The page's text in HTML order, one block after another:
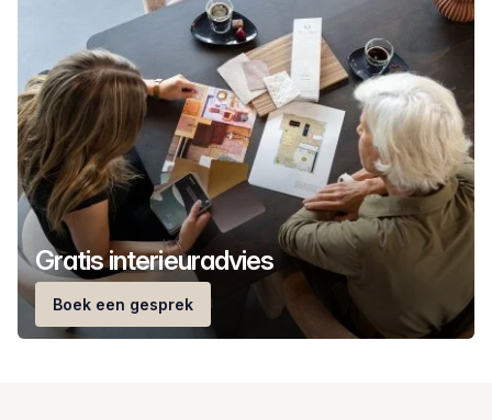
Gratis interieuradvies
Boek een gesprek